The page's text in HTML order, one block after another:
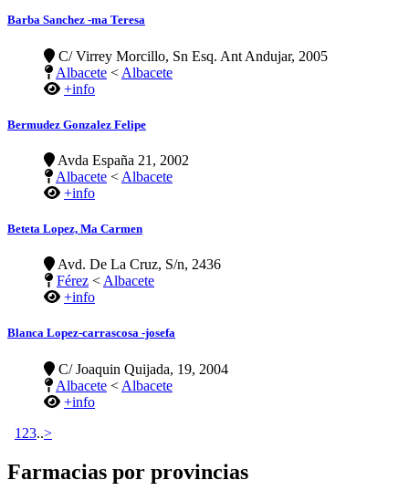
Barba Sanchez -ma Teresa
C/ Virrey Morcillo, Sn Esq. Ant Andujar, 2005
Albacete < Albacete
+info
Bermudez Gonzalez Felipe
Avda España 21, 2002
Albacete < Albacete
+info
Beteta Lopez, Ma Carmen
Avd. De La Cruz, S/n, 2436
Férez < Albacete
+info
Blanca Lopez-carrascosa -josefa
C/ Joaquin Quijada, 19, 2004
Albacete < Albacete
+info
1 23..>
Farmacias por provincias